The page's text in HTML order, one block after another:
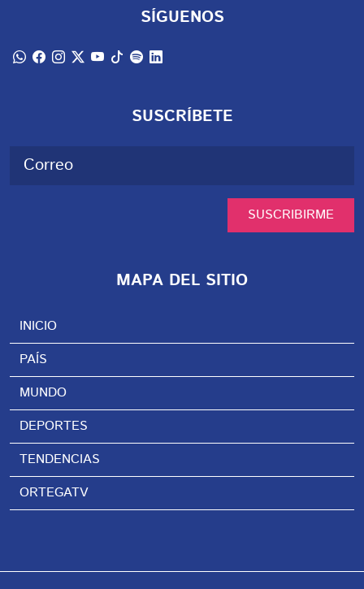
SÍGUENOS
SUSCRÍBETE
SUSCRIBIRME
MAPA DEL SITIO
INICIO
PAÍS
MUNDO
DEPORTES
TENDENCIAS
ORTEGATV